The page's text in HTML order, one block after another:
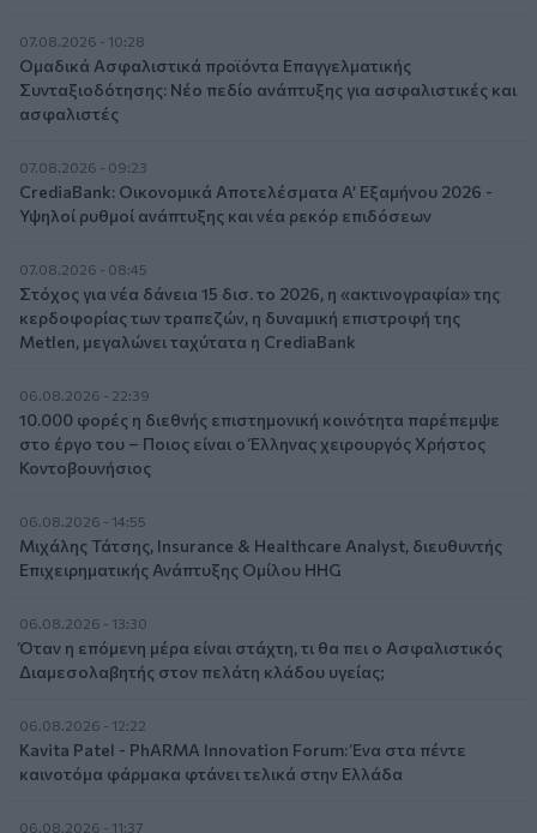
07.08.2026 - 10:28
Ομαδικά Ασφαλιστικά προϊόντα Επαγγελματικής
Συνταξιοδότησης: Νέο πεδίο ανάπτυξης για ασφαλιστικές και
ασφαλιστές
07.08.2026 - 09:23
CrediaBank: Οικονομικά Αποτελέσματα A’ Εξαμήνου 2026 -
Υψηλοί ρυθμοί ανάπτυξης και νέα ρεκόρ επιδόσεων
07.08.2026 - 08:45
Στόχος για νέα δάνεια 15 δισ. το 2026, η «ακτινογραφία» της
κερδοφορίας των τραπεζών, η δυναμική επιστροφή της
Metlen, μεγαλώνει ταχύτατα η CrediaBank
06.08.2026 - 22:39
10.000 φορές η διεθνής επιστημονική κοινότητα παρέπεμψε
στο έργο του – Ποιος είναι ο Έλληνας χειρουργός Χρήστος
Κοντοβουνήσιος
06.08.2026 - 14:55
Μιχάλης Τάτσης, Insurance & Healthcare Analyst, διευθυντής
Επιχειρηματικής Ανάπτυξης Ομίλου HHG
06.08.2026 - 13:30
Όταν η επόμενη μέρα είναι στάχτη, τι θα πει ο Ασφαλιστικός
Διαμεσολαβητής στον πελάτη κλάδου υγείας;
06.08.2026 - 12:22
Kavita Patel - PhARMA Innovation Forum: Ένα στα πέντε
καινοτόμα φάρμακα φτάνει τελικά στην Ελλάδα
06.08.2026 - 11:37